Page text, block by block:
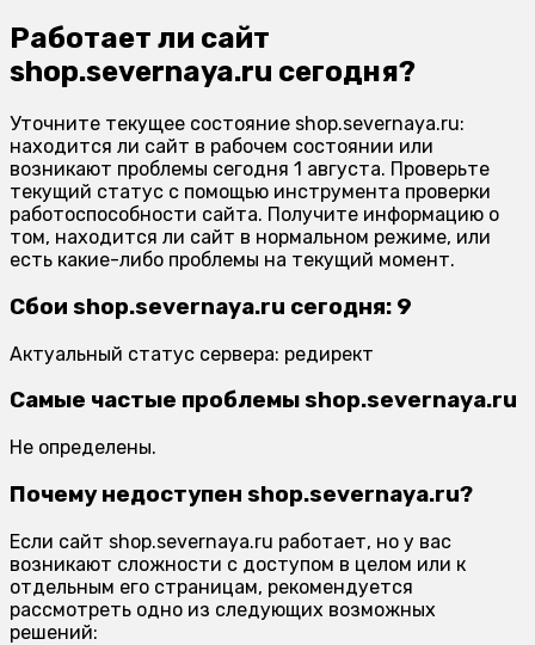
Работает ли сайт
shop.severnaya.ru сегодня?
Уточните текущее состояние shop.severnaya.ru:
находится ли сайт в рабочем состоянии или
возникают проблемы сегодня 1 августа. Проверьте
текущий статус с помощью инструмента проверки
работоспособности сайта. Получите информацию о
том, находится ли сайт в нормальном режиме, или
есть какие-либо проблемы на текущий момент.
Сбои shop.severnaya.ru сегодня: 9
Актуальный статус сервера: редирект
Самые частые проблемы shop.severnaya.ru
Не определены.
Почему недоступен shop.severnaya.ru?
Если сайт shop.severnaya.ru работает, но у вас
возникают сложности с доступом в целом или к
отдельным его страницам, рекомендуется
рассмотреть одно из следующих возможных
решений: